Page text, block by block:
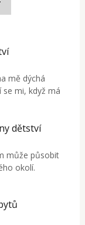
mě dýchá
mi, když má
dětství
může působit
okolí.